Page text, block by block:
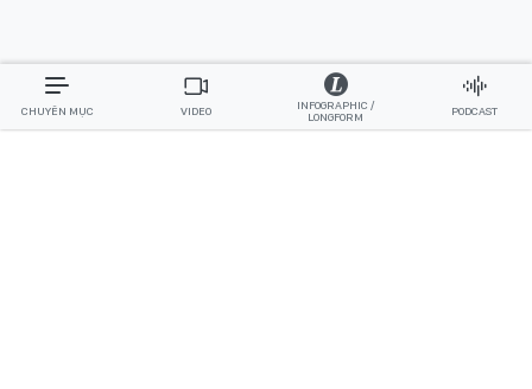
CHUYÊN MỤC VIDEO
INFOGRAPHIC /
LONGFORM
PODCAST